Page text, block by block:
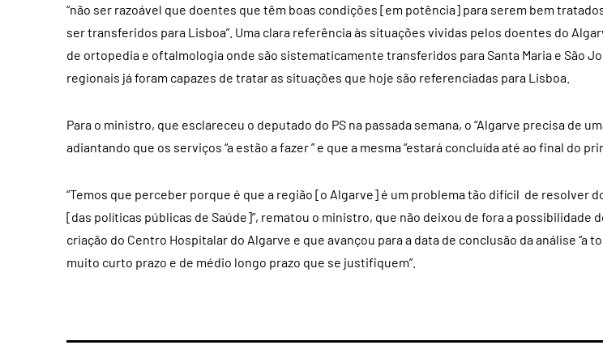
“não ser razoável que doentes que têm boas condições [em potência] para serem bem
ser transferidos para Lisboa”. Uma clara referência às situações vividas pelos doentes do
de ortopedia e oftalmologia onde são sistematicamente transferidos para Santa Maria e São
regionais já foram capazes de tratar as situações que hoje são referenciadas para Lisboa.
Para o ministro, que esclareceu o deputado do PS na passada semana, o “Algarve precisa de
adiantando que os serviços “a estão a fazer ” e que a mesma “estará concluída até ao final do
“Temos que perceber porque é que a região [o Algarve] é um problema tão difícil de resolver
[das políticas públicas de Saúde]”, rematou o ministro, que não deixou de fora a possibilidade
criação do Centro Hospitalar do Algarve e que avançou para a data de conclusão da análise “a
muito curto prazo e de médio longo prazo que se justifiquem”.